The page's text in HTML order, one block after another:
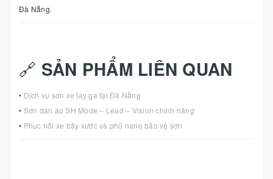
Đà Nẵng.
🔗 SẢN PHẨM LIÊN QUAN
• Dịch vụ sơn xe tay ga tại Đà Nẵng
• Sơn dàn áo SH Mode – Lead – Vision chính hãng
• Phục hồi xe trầy xước và phủ nano bảo vệ sơn